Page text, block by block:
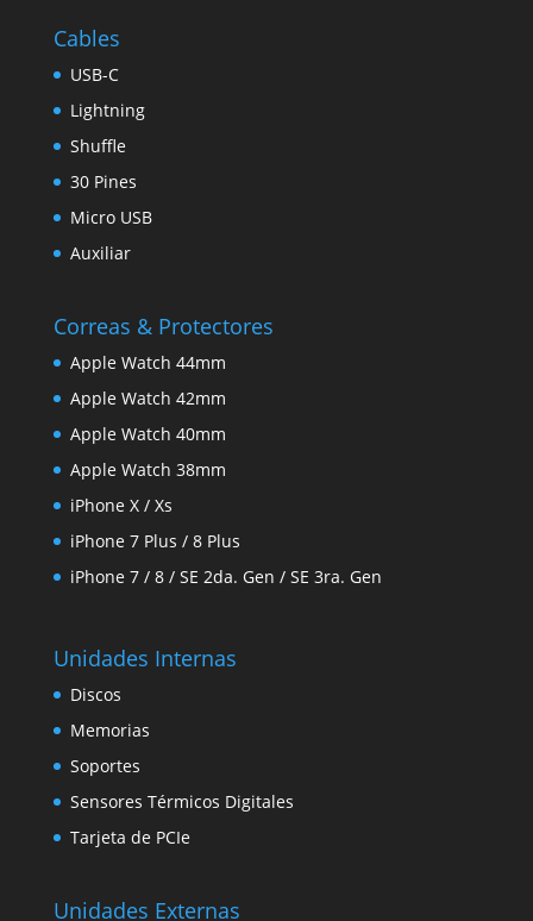
Cables
USB-C
Lightning
Shuffle
30 Pines
Micro USB
Auxiliar
Correas & Protectores
Apple Watch 44mm
Apple Watch 42mm
Apple Watch 40mm
Apple Watch 38mm
iPhone X / Xs
iPhone 7 Plus / 8 Plus
iPhone 7 / 8 / SE 2da. Gen / SE 3ra. Gen
Unidades Internas
Discos
Memorias
Soportes
Sensores Térmicos Digitales
Tarjeta de PCIe
Unidades Externas